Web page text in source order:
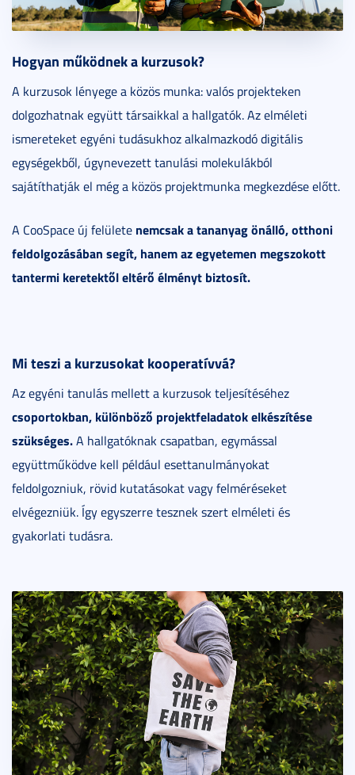
Hogyan működnek a kurzusok?
A kurzusok lényege a közös munka: valós projekteken
dolgozhatnak együtt társaikkal a hallgatók. Az elméleti
ismereteket egyéni tudásukhoz alkalmazkodó digitális
egységekből, úgynevezett tanulási molekulákból
sajátíthatják el még a közös projektmunka megkezdése előtt.
A CooSpace új felülete nemcsak a tananyag önálló, otthoni
feldolgozásában segít, hanem az egyetemen megszokott
tantermi keretektől eltérő élményt biztosít.
Mi teszi a kurzusokat kooperatívvá?
Az egyéni tanulás mellett a kurzusok teljesítéséhez
csoportokban, különböző projektfeladatok elkészítése
szükséges.A hallgatóknak csapatban, egymással
együttműködve kell például esettanulmányokat
feldolgozniuk, rövid kutatásokat vagy felméréseket
elvégezniük. Így egyszerre tesznek szert elméleti és
gyakorlati tudásra.